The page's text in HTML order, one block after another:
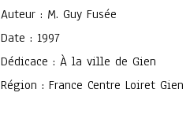
Auteur : M. Guy Fusée
Date : 1997
Dédicace : À la ville de Gien
Région : France Centre Loiret Gien